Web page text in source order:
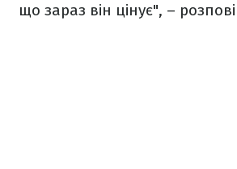
що зараз він цінує", –